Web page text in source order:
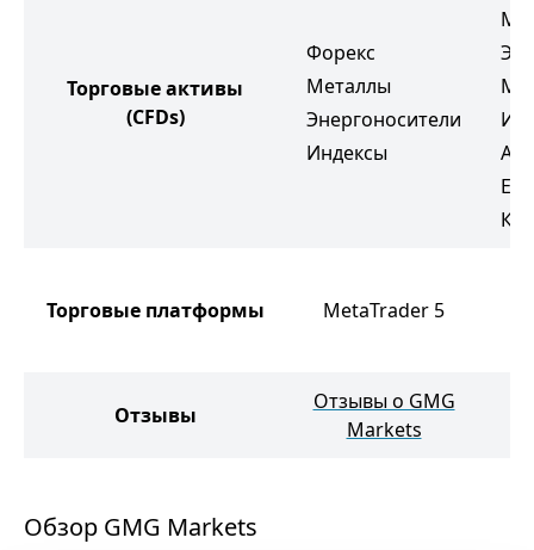
Торговые активы
(CFDs)
Форекс
Металлы
Энергоносители
Индексы
ETF
Торговые платформы MetaTrader 5
Отзывы
Отзывы о GMG
Markets
Обзор GMG Markets